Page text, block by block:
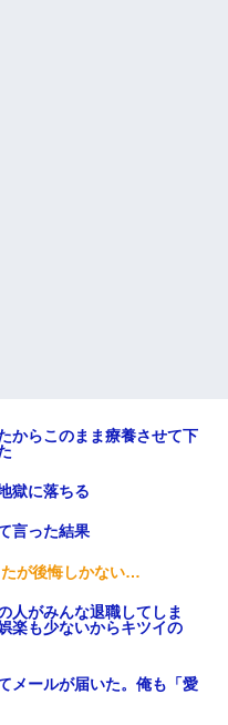
からこのまま療養させて下
獄に落ちる
言った結果
たが後悔しかない…
人がみんな退職してしま
楽も少ないからキツイの
メールが届いた。俺も「愛